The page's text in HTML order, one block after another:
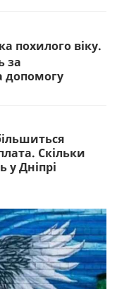
похилого віку.
за
допомогу
Скільки
у Дніпрі